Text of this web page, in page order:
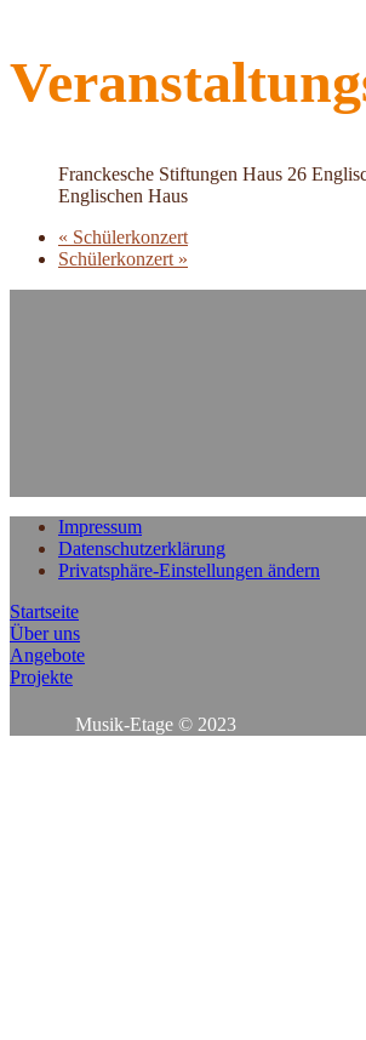
Franckesche Stiftungen Haus 26
Englischen Haus
« Schülerkonzert
Schülerkonzert »
Impressum
Datenschutzerklärung
Privatsphäre-Einstellungen ändern
Startseite
Über uns
Angebote
Projekte
Musik-Etage © 2023